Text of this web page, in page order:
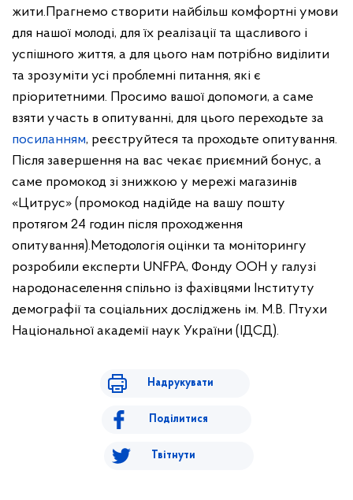
жити.Прагнемо створити найбільш комфортні умови
для нашої молоді, для їх реалізації та щасливого і
успішного життя, а для цього нам потрібно виділити
та зрозуміти усі проблемні питання, які є
пріоритетними. Просимо вашої допомоги, а саме
взяти участь в опитуванні, для цього переходьте за
посиланням, реєструйтеся та проходьте опитування.
Після завершення на вас чекає приємний бонус, а
саме промокод зі знижкою у мережі магазинів
«Цитрус» (промокод надійде на вашу пошту
протягом 24 годин після проходження
опитування).Методологія оцінки та моніторингу
розробили експерти UNFPA, Фонду ООН у галузі
народонаселення спільно із фахівцями Інституту
демографії та соціальних досліджень ім. М.В. Птухи
Національної академії наук України (ІДСД).
Надрукувати
Поділитися
Твітнути